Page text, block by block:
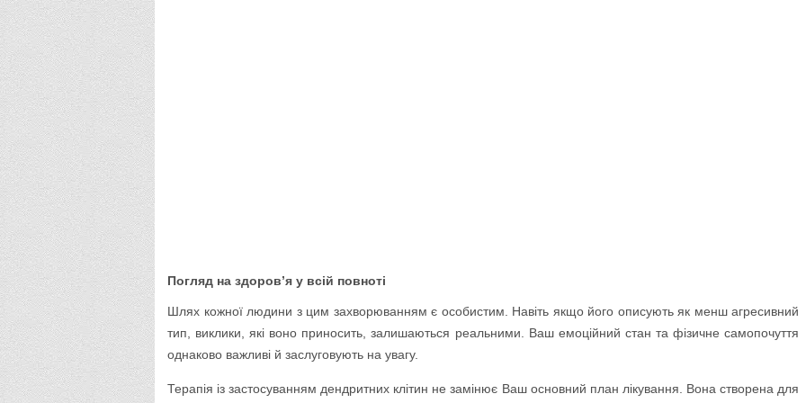
Погляд на здоров’я у всій повноті
Шлях кожної людини з цим захворюванням є особистим. Навіть якщо його описують як менш агресивний
тип, виклики, які воно приносить, залишаються реальними. Ваш емоційний стан та фізичне самопочуття
однаково важливі й заслуговують на увагу.
Терапія із застосуванням дендритних клітин не замінює Ваш основний план лікування. Вона створена для